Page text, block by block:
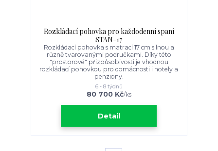
Rozkládací pohovka pro každodenní spaní
STAN-17
Rozkládací pohovka s matrací 17 cm silnou a
různě tvarovanými područkami. Díky této
"prostorové" přizpůsobivosti je vhodnou
rozkládací pohovkou pro domácnosti i hotely a
penziony.
80 700 Kč/ks
6 - 8 týdnů
Detail